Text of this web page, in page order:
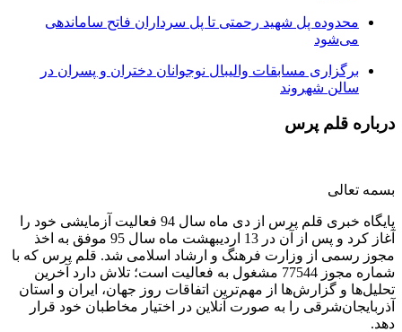
محدوده پل شهید رحمتی تا پل سرداران فاتح ساماندهی
می‌شود
برگزاری مسابقات والیبال نوجوانان دختران و پسران در
سالن شهروند
درباره قلم پرس
بسمه تعالی
پایگاه خبری قلم پرس از دی ماه سال 94 فعالیت آزمایشی خود را
آغاز کرد و پس از آن در 13 اردیبهشت ماه سال 95 موفق به اخذ
مجوز رسمی از وزارت فرهنگ و ارشاد اسلامی شد. قلم پرس که با
شماره مجوز 77544 مشغول به فعالیت است؛ تلاش دارد آخرین
تحلیل‌ها و گزارش‌ها از مهم‌ترین اتفاقات روز جهان، ایران و استان
آذربایجان‌شرقی را به صورت آنلاین در اختیار مخاطبان خود قرار
دهد.